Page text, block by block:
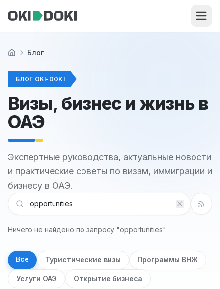
ГлавнаяБлог
БЛОГ OKI-DOKI
Визы, бизнес и жизнь в
ОАЭ
Экспертные руководства, актуальные новости
и практические советы по визам, иммиграции и
бизнесу в ОАЭ.
Ничего не найдено по запросу "opportunities"
Все Туристические визы Программы ВНЖ
Услуги ОАЭ Открытие бизнеса